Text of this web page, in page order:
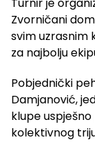
Turnir je
Zvorničani
svim uzrasnim
za najbolju
Pobjednički
Damjanović,
klupe
kolektivnog